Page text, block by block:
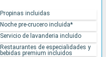
Propinas incluidas
Noche pre-crucero incluida*
Servicio de lavanderia incluido
Restaurantes de especialidades y
bebidas premium incluidos